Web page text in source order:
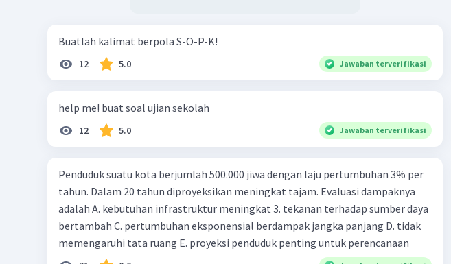
Buatlah kalimat berpola S-O-P-K!
12 5.0 Jawaban terverifikasi
help me! buat soal ujian sekolah
12 5.0 Jawaban terverifikasi
Penduduk suatu kota berjumlah 500.000 jiwa dengan laju pertumbuhan 3% per
tahun. Dalam 20 tahun diproyeksikan meningkat tajam. Evaluasi dampaknya
adalah A. kebutuhan infrastruktur meningkat 3. tekanan terhadap sumber daya
bertambah C. pertumbuhan eksponensial berdampak jangka panjang D. tidak
memengaruhi tata ruang E. proyeksi penduduk penting untuk perencanaan